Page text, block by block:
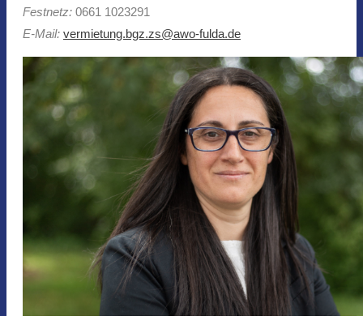
Festnetz: 0661 1023291
E-Mail: vermietung.bgz.zs@awo-fulda.de